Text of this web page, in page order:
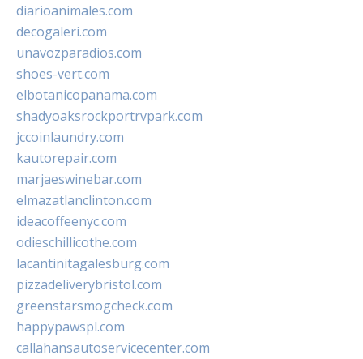
diarioanimales.com
decogaleri.com
unavozparadios.com
shoes-vert.com
elbotanicopanama.com
shadyoaksrockportrvpark.com
jccoinlaundry.com
kautorepair.com
marjaeswinebar.com
elmazatlanclinton.com
ideacoffeenyc.com
odieschillicothe.com
lacantinitagalesburg.com
pizzadeliverybristol.com
greenstarsmogcheck.com
happypawspl.com
callahansautoservicecenter.com